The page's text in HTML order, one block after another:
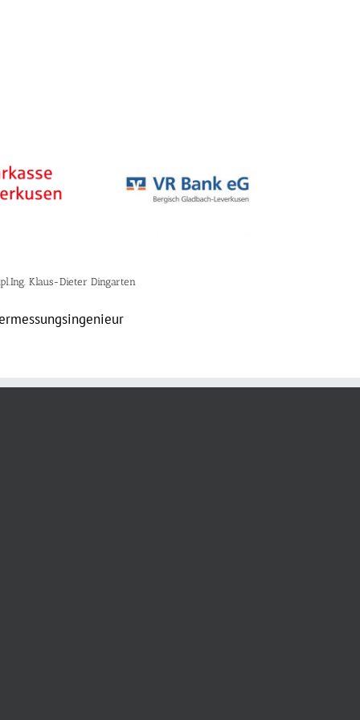
Klaus-Dieter Dingarten